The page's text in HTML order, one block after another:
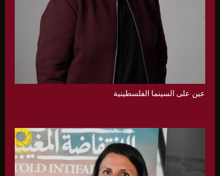
عين على السينما الفلسطينية